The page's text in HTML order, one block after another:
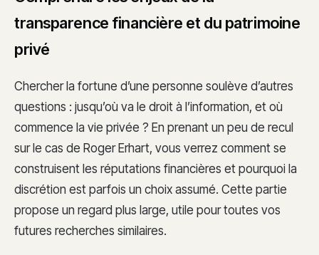
transparence financière et du patrimoine
privé
Chercher la fortune d’une personne soulève d’autres
questions : jusqu’où va le droit à l’information, et où
commence la vie privée ? En prenant un peu de recul
sur le cas de Roger Erhart, vous verrez comment se
construisent les réputations financières et pourquoi la
discrétion est parfois un choix assumé. Cette partie
propose un regard plus large, utile pour toutes vos
futures recherches similaires.